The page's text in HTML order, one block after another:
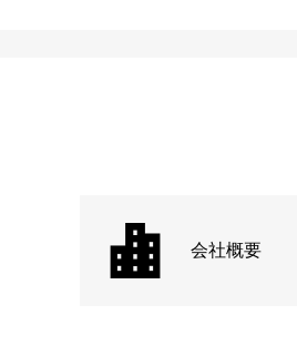
会社概要